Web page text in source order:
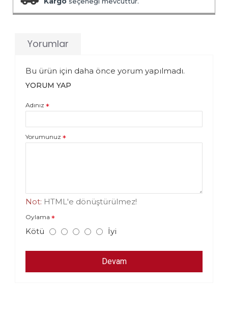
Yorumlar
Bu ürün için daha önce yorum yapılmadı.
YORUM YAP
Adınız
Yorumunuz
Not: HTML'e dönüştürülmez!
Oylama
Kötü İyi
Devam